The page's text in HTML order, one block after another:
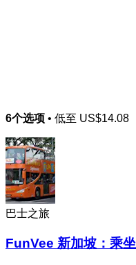
6个选项 • 低至 US$14.08
巴士之旅
FunVee 新加坡：乘